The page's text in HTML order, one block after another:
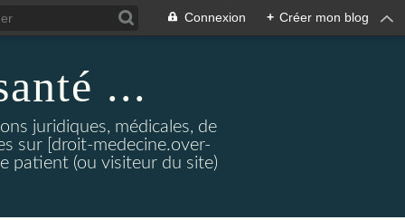
Connexion + Créer mon blog
...
juridiques, médicales, de
sur [droit-medecine.over-
patient (ou visiteur du site)